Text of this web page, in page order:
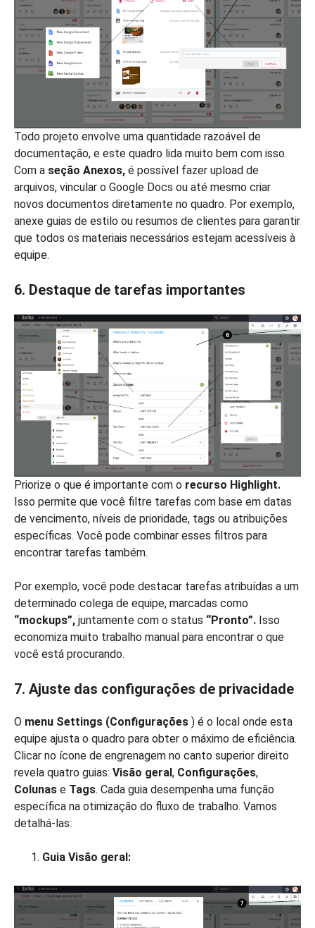
Todo projeto envolve uma quantidade razoável de
documentação, e este quadro lida muito bem com isso.
Com a seção Anexos, é possível fazer upload de
arquivos, vincular o Google Docs ou até mesmo criar
novos documentos diretamente no quadro. Por exemplo,
anexe guias de estilo ou resumos de clientes para garantir
que todos os materiais necessários estejam acessíveis à
equipe.
6. Destaque de tarefas importantes
Priorize o que é importante com o recurso Highlight.
Isso permite que você filtre tarefas com base em datas
de vencimento, níveis de prioridade, tags ou atribuições
específicas. Você pode combinar esses filtros para
encontrar tarefas também.
Por exemplo, você pode destacar tarefas atribuídas a um
determinado colega de equipe, marcadas como
“mockups”, juntamente com o status “Pronto”. Isso
economiza muito trabalho manual para encontrar o que
você está procurando.
7. Ajuste das configurações de privacidade
O menu Settings (Configurações ) é o local onde esta
equipe ajusta o quadro para obter o máximo de eficiência.
Clicar no ícone de engrenagem no canto superior direito
revela quatro guias: Visão geral, Configurações,
Colunas e Tags. Cada guia desempenha uma função
específica na otimização do fluxo de trabalho. Vamos
detalhá-las:
Guia Visão geral: